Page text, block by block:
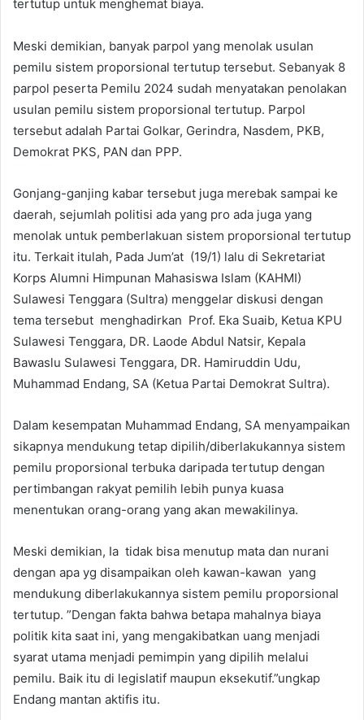
tertutup untuk menghemat biaya.
Meski demikian, banyak parpol yang menolak usulan
pemilu sistem proporsional tertutup tersebut. Sebanyak 8
parpol peserta Pemilu 2024 sudah menyatakan penolakan
usulan pemilu sistem proporsional tertutup. Parpol
tersebut adalah Partai Golkar, Gerindra, Nasdem, PKB,
Demokrat PKS, PAN dan PPP.
Gonjang-ganjing kabar tersebut juga merebak sampai ke
daerah, sejumlah politisi ada yang pro ada juga yang
menolak untuk pemberlakuan sistem proporsional tertutup
itu. Terkait itulah, Pada Jum’at (19/1) lalu di Sekretariat
Korps Alumni Himpunan Mahasiswa Islam (KAHMI)
Sulawesi Tenggara (Sultra) menggelar diskusi dengan
tema tersebut menghadirkan Prof. Eka Suaib, Ketua KPU
Sulawesi Tenggara, DR. Laode Abdul Natsir, Kepala
Bawaslu Sulawesi Tenggara, DR. Hamiruddin Udu,
Muhammad Endang, SA (Ketua Partai Demokrat Sultra).
Dalam kesempatan Muhammad Endang, SA menyampaikan
sikapnya mendukung tetap dipilih/diberlakukannya sistem
pemilu proporsional terbuka daripada tertutup dengan
pertimbangan rakyat pemilih lebih punya kuasa
menentukan orang-orang yang akan mewakilinya.
Meski demikian, Ia tidak bisa menutup mata dan nurani
dengan apa yg disampaikan oleh kawan-kawan yang
mendukung diberlakukannya sistem pemilu proporsional
tertutup. ”Dengan fakta bahwa betapa mahalnya biaya
politik kita saat ini, yang mengakibatkan uang menjadi
syarat utama menjadi pemimpin yang dipilih melalui
pemilu. Baik itu di legislatif maupun eksekutif.”ungkap
Endang mantan aktifis itu.